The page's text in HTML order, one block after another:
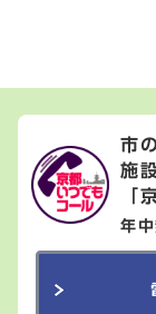
市
施
「
年